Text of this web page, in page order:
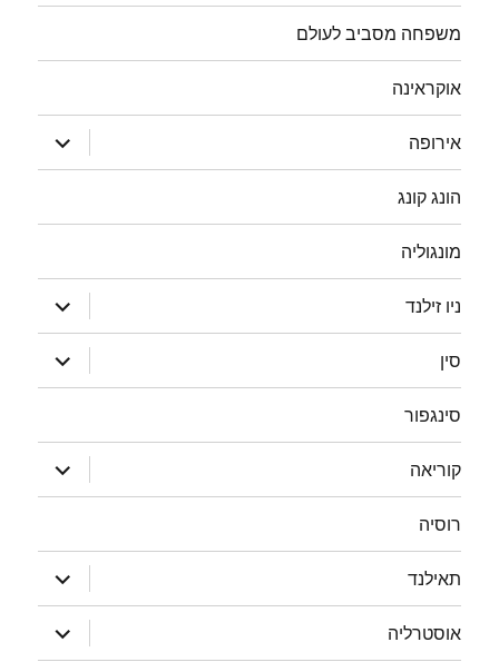
משפחה מסביב לעולם
אוקראינה
אירופה
הצג
תפריט
הונג קונג
מונגוליה
ניו זילנד
הצג
תפריט
סין
הצג
תפריט
סינגפור
קוריאה
הצג
תפריט
רוסיה
תאילנד
הצג
תפריט
אוסטרליה
הצג
תפריט